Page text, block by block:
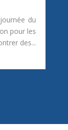
du
pour les
des...